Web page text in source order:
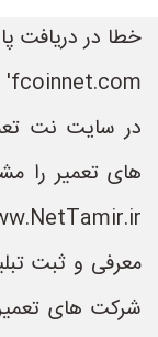
'fcoinnet.com'
در سایت نت
های تعمیر را
معرفی و ثبت
شرکت های